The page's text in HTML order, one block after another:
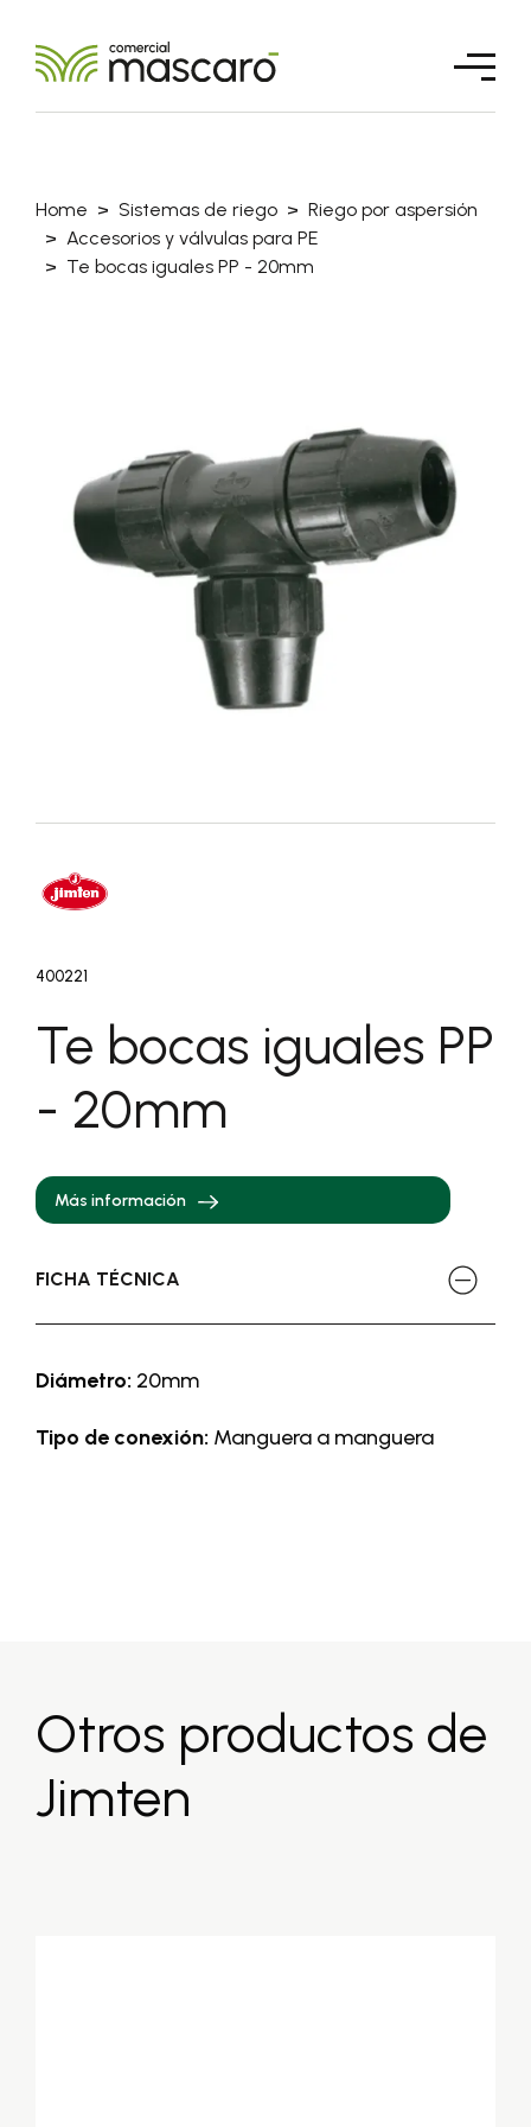
Home Sistemas de riego
Riego por aspersión
Accesorios y válvulas para PE
Te bocas iguales PP - 20mm
400221
Te bocas iguales PP
- 20mm
Más información
FICHA TÉCNICA
Diámetro: 20mm
Tipo de conexión: Manguera a manguera
Otros productos de
Jimten